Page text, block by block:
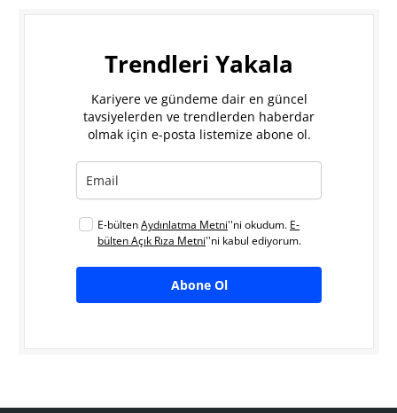
Trendleri Yakala
Kariyere ve gündeme dair en güncel
tavsiyelerden ve trendlerden haberdar
olmak için e-posta listemize abone ol.
E-bültenAydınlatma Metni''ni okudum. E-
bülten Açık Rıza Metni''ni kabul ediyorum.
Abone Ol